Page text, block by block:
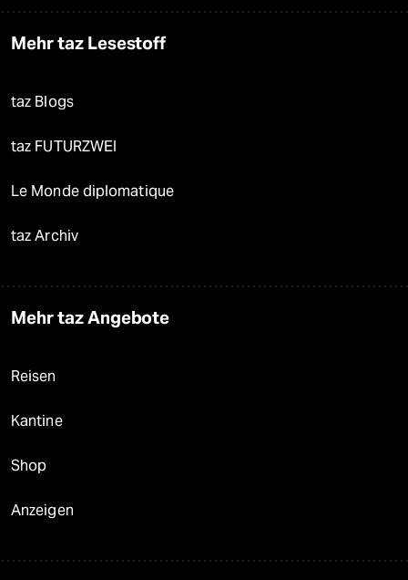
Mehr taz Lesestoff
taz Blogs
taz FUTURZWEI
Le Monde diplomatique
taz Archiv
Mehr taz Angebote
Reisen
Kantine
Shop
Anzeigen